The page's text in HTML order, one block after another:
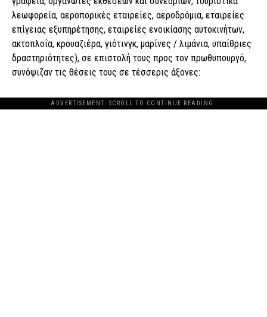
λεωφορεία, αεροπορικές εταιρείες, αεροδρόμια, εταιρείες
επίγειας εξυπηρέτησης, εταιρείες ενοικίασης αυτοκινήτων,
ακτοπλοΐα, κρουαζιέρα, γιότινγκ, μαρίνες / λιμάνια, υπαίθριες
δραστηριότητες), σε επιστολή τους προς τον πρωθυπουργό,
συνόψιζαν τις θέσεις τους σε τέσσερις άξονες:
ADVERTISEMENT. SCROLL TO CONTINUE READING.